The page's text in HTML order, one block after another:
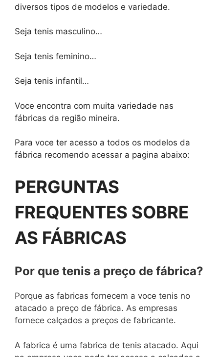
diversos tipos de modelos e variedade.
Seja tenis masculino…
Seja tenis feminino…
Seja tenis infantil…
Voce encontra com muita variedade nas
fábricas da região mineira.
Para voce ter acesso a todos os modelos da
fábrica recomendo acessar a pagina abaixo:
PERGUNTAS
FREQUENTES SOBRE
AS FÁBRICAS
Por que tenis a preço de fábrica?
Porque as fabricas fornecem a voce tenis no
atacado a preço de fábrica. As empresas
fornece calçados a preços de fabricante.
A fabrica é uma fabrica de tenis atacado. Aqui